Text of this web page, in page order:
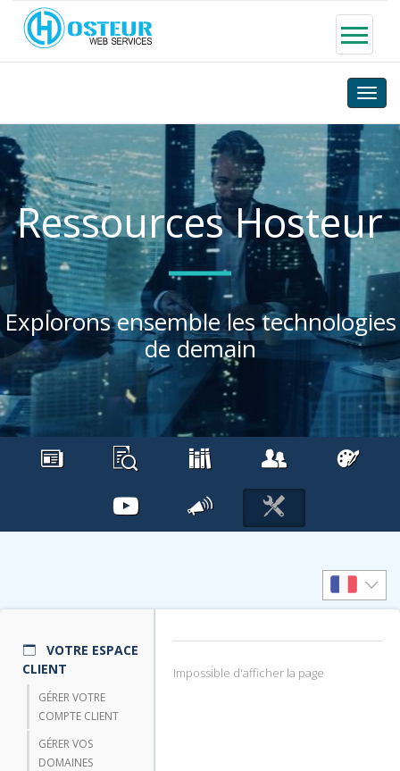
Toggle
Ressources Hosteur
Explorons ensemble les technologies
de demain
VOTRE ESPACE
CLIENT
GÉRER VOTRE
COMPTE CLIENT
GÉRER VOS
DOMAINES
Impossible d'afficher la page